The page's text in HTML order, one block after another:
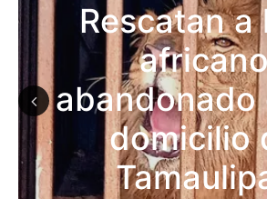
Previous
Rescatan a
africano
abandonado
domicilio